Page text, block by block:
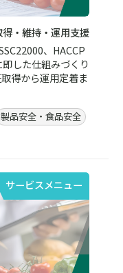
・維持・運用支援
、HACCP
した仕組みづくり
得から運用定着ま
製品安全・食品安全
サービスメニュー